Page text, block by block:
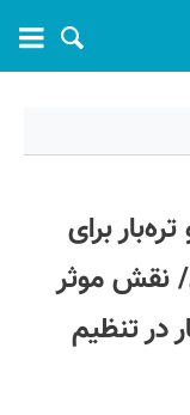
برای
نقش موثر
در تنظیم